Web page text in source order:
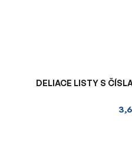
DELIACE LISTY S